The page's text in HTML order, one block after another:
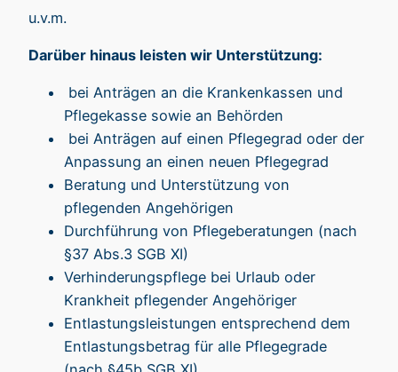
u.v.m.
Darüber hinaus leisten wir Unterstützung:
bei Anträgen an die Krankenkassen und
Pflegekasse sowie an Behörden
bei Anträgen auf einen Pflegegrad oder der
Anpassung an einen neuen Pflegegrad
Beratung und Unterstützung von
pflegenden Angehörigen
Durchführung von Pflegeberatungen (nach
§37 Abs.3 SGB XI)
Verhinderungspflege bei Urlaub oder
Krankheit pflegender Angehöriger
Entlastungsleistungen entsprechend dem
Entlastungsbetrag für alle Pflegegrade